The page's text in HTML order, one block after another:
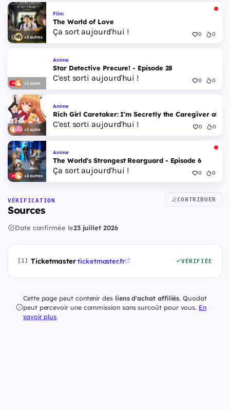
+2 autres
Film
The World of Love
Ça sort aujourd'hui ! 0 0
+1 autre
Anime
Star Detective Precure! - Episode 28
C'est sorti aujourd'hui ! 0 0
+1 autre
Anime
Rich Girl Caretaker: I'm Secretly the Caregiver of
C'est sorti aujourd'hui ! 0 0
+2 autres
Anime
The World's Strongest Rearguard - Episode 6
Ça sort aujourd'hui ! 0 0
VÉRIFICATION
Sources
CONTRIBUER
Date confirmée le23 juillet 2026
[1] Ticketmaster·ticketmaster.fr VÉRIFIÉE
Cette page peut contenir des liens d'achat affiliés. Quodat
peut percevoir une commission sans surcoût pour vous. En
savoir plus.